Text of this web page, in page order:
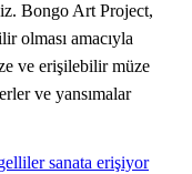
Bongo Art Project,
olması amacıyla
ve erişilebilir müze
ve yansımalar
sanata erişiyor